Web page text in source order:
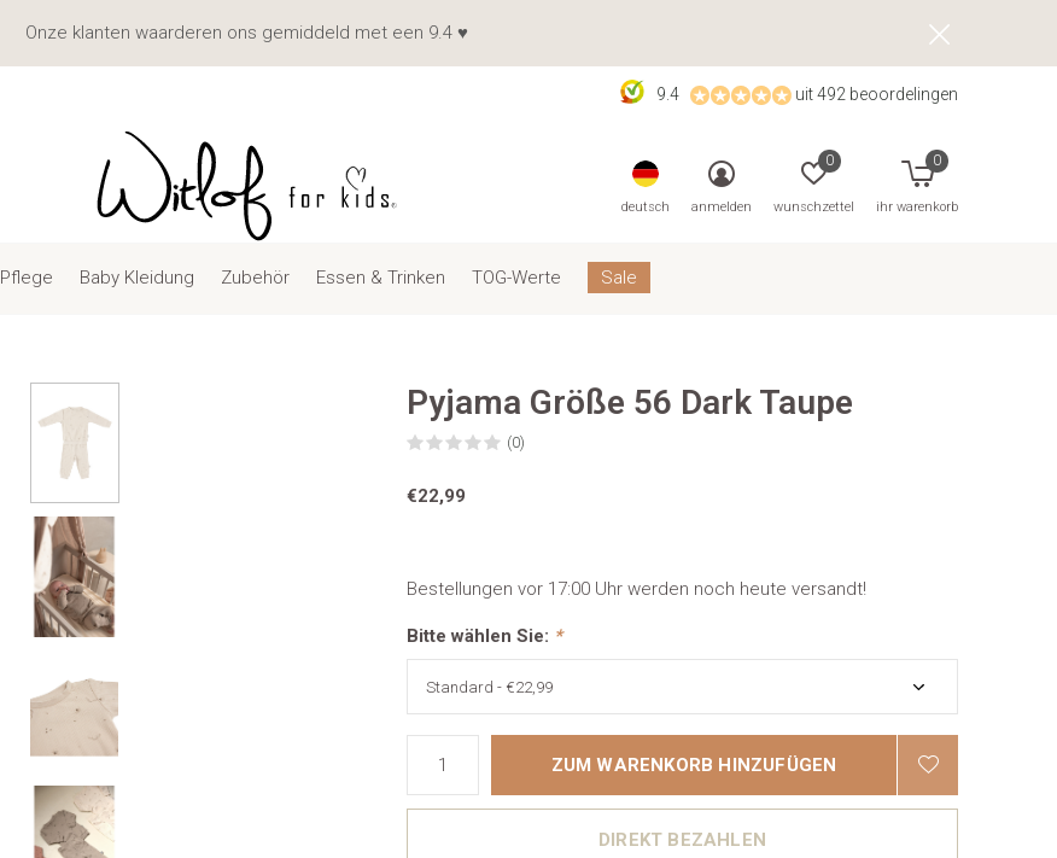
Pflege Baby Kleidung Zubehör Essen & Trinken TOG-Werte Sale
deutsch anmelden wunschzettel
0
ihr warenkorb
0
9.4 uit 492 beoordelingen
Onze klanten waarderen ons gemiddeld met een 9.4 ♥
Pyjama Größe 56 Dark Taupe
(0)
€22,99
Bestellungen vor 17:00 Uhr werden noch heute versandt!
Bitte wählen Sie: *
ZUM WARENKORB HINZUFÜGEN
DIREKT BEZAHLEN